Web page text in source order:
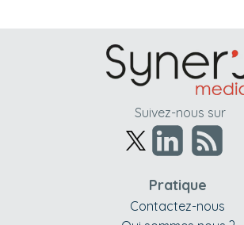
Suivez-nous sur
Pratique
Contactez-nous